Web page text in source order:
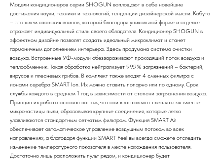
Модели кондиционеров серии SHOGUN воплощают в себе новейшие
достижения науки, техники и технологий, тенденции дизайнерской мысли. Кабуто
– это шлем японских воинов, который благодаря уникальной форме и отделке
отражает индивидуальный стиль своего обладателя. Кондиционер SHOGUN в
эффектном дизайне позволят создать идеальный микроклимат и станет
гармоничным дополнением интерьера. Здесь продумана система очистки
воздуха. Встроенные УФ-модули обеззараживают проходящий поток воздуха и
теплообменник. Такая обработка нейтрализует 99,9% загрязнений – бактерий,
вирусов и плесневых грибов. В комплект также входят 4 сменных фильтра с
ионами серебра SMART Ion. Их можно ставить попарно или по одному. Срок
службы каждого в среднем 1 год в зависимости от степени загрязнения воздуха.
Принцип их работы основан на том, что они «заставляют слепляться» вместе
микрочастицы пыли, образовывая крупные соединения, которые легко
улавливаются стандартным сетчатым фильтром. Функция SMART Air
обеспечивает автоматическое управление воздушным потоком во всех
направлениях, а благодаря функции SMART Feel вы всегда сможете отследить
изменение температурного показателя в месте нахождения пользователя.
Достаточно лишь расположить пульт рядом, и кондиционер будет